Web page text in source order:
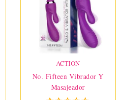
USB.
ACTION
No. Fifteen Vibrador Y
Masajeador